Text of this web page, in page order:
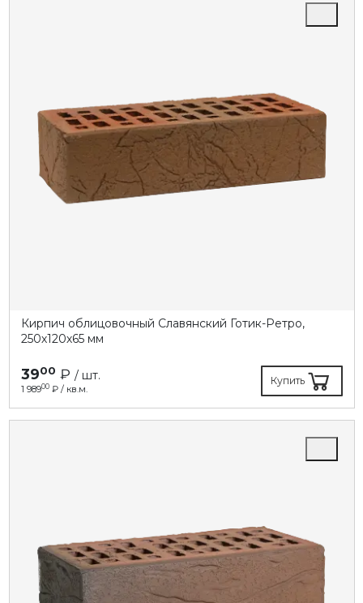
Кирпич облицовочный Славянский Готик-Ретро,
250х120х65 мм
3900 ₽ / шт.
1 98900₽ / кв.м.
Купить